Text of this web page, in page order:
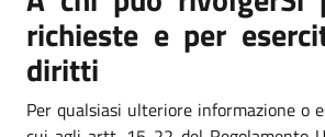
richieste e per
diritti
Per qualsiasi ulteriore informazione o